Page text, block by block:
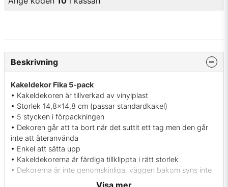
Beskrivning
Kakeldekor Fika 5-pack
• Kakeldekoren är tillverkad av vinylplast
• Storlek 14,8x14,8 cm (passar standardkakel)
• 5 stycken i förpackningen
• Dekoren går att ta bort när det suttit ett tag men den går
inte att återanvända
• Enkel att sätta upp
• Kakeldekorerna är färdiga tillklippta i rätt storlek
• Dekorerna är inte genomskinliga, väggen bakom syns inte
Visa mer